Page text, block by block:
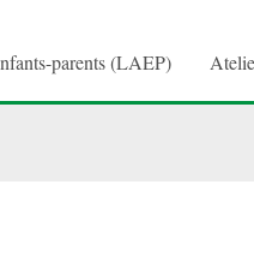
parents (LAEP)